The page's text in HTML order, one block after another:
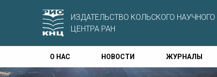
ИЗДАТЕЛЬСТВО КОЛЬСКОГО НАУЧНОГО
ЦЕНТРА РАН
О НАС НОВОСТИ ЖУРНАЛЫ